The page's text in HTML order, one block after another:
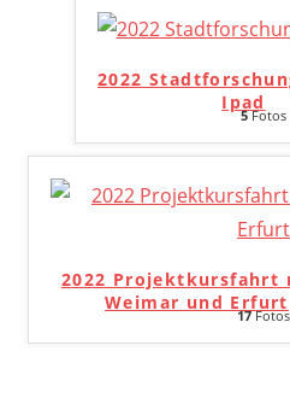
2022
Ipad
5Fotos
2022 Projektkursfahrt
Weimar und Erfurt
17Fotos